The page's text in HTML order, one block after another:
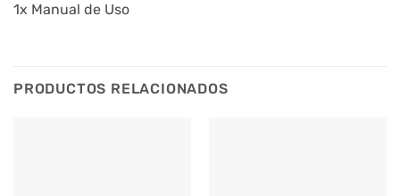
1x Manual de Uso
PRODUCTOS RELACIONADOS